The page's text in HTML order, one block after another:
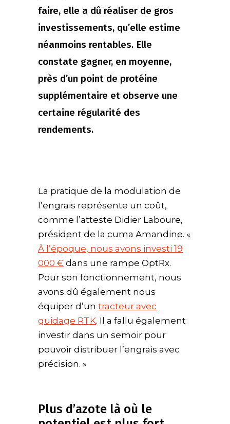
faire, elle a dû réaliser de gros
investissements, qu’elle estime
néanmoins rentables. Elle
constate gagner, en moyenne,
près d’un point de protéine
supplémentaire et observe une
certaine régularité des
rendements.
La pratique de la modulation de
l’engrais représente un coût,
comme l’atteste Didier Laboure,
président de la cuma Amandine. «
À l’époque, nous avons investi 19
000 € dans une rampe OptRx.
Pour son fonctionnement, nous
avons dû également nous
équiper d’un tracteur avec
guidage RTK. Il a fallu également
investir dans un semoir pour
pouvoir distribuer l’engrais avec
précision. »
Plus d’azote là où le